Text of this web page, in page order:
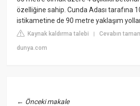
özelliğine sahip. Cunda Adası tarafına
istikametine de 90 metre yaklaşım
Kaynak kaldırma talebi |Cevabın
dunya.com
← Önceki makale